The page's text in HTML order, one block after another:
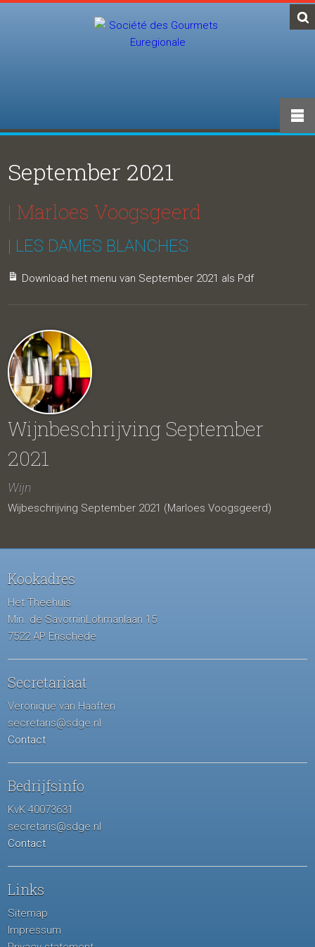
September 2021
| Marloes Voogsgeerd
| LES DAMES BLANCHES
Download het menu van September 2021 als Pdf
Wijnbeschrijving September
2021
Wijn
Wijbeschrijving September 2021 (Marloes Voogsgeerd)
Kookadres
Het Theehuis
Min. de SavorninLohmanlaan 15
7522 AP Enschede
Secretariaat
Veronique van Haaften
secretaris@sdge.nl
Contact
Bedrijfsinfo
KvK 40073631
secretaris@sdge.nl
Contact
Links
Sitemap
Impressum